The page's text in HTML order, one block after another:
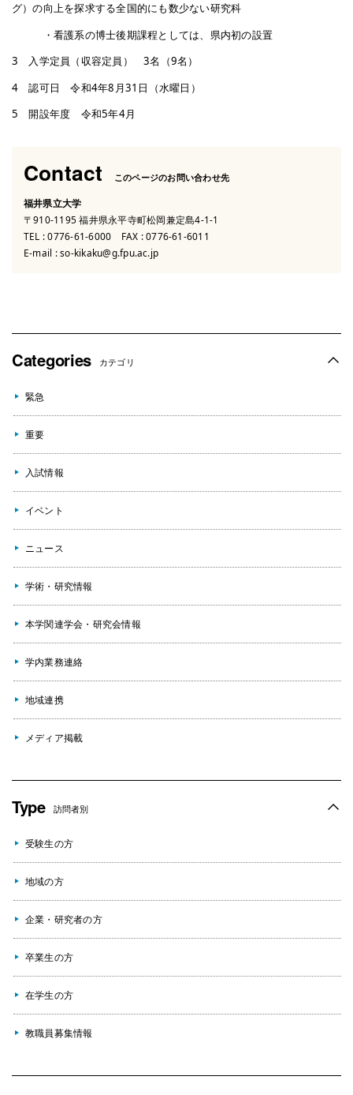
グ）の向上を探求する全国的にも数少ない研究科
・看護系の博士後期課程としては、県内初の設置
3 入学定員（収容定員） 3名（9名）
4 認可日 令和4年8月31日（水曜日）
5 開設年度 令和5年4月
Contact このページのお問い合わせ先
福井県立大学
〒910-1195 福井県永平寺町松岡兼定島4-1-1
TEL :0776-61-6000 FAX : 0776-61-6011
E-mail :so-kikaku@g.fpu.ac.jp
Categories カテゴリ
緊急
重要
入試情報
イベント
ニュース
学術・研究情報
本学関連学会・研究会情報
学内業務連絡
地域連携
メディア掲載
Type 訪問者別
受験生の方
地域の方
企業・研究者の方
卒業生の方
在学生の方
教職員募集情報